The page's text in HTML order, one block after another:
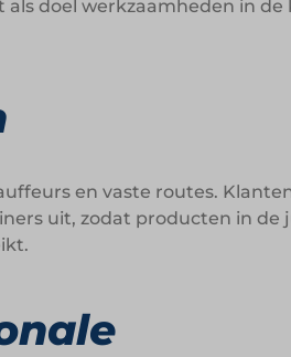
doel werkzaamheden in de
en vaste routes.
uit, zodat producten in de